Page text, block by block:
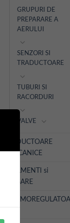
GRUPURI DE
PREPARARE A
AERULUI
SENZORI SI
TRADUCTOARE
TUBURI SI
RACORDURI
VALVE
REDUCTOARE
MECANICE
RULMENTI si
LAGARE